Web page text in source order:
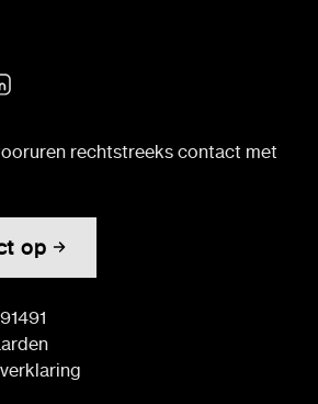
rechtstreeks contact met
op